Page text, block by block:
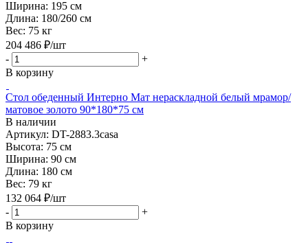
Ширина: 195 см
Длина: 180/260 см
Вес: 75 кг
204 486 ₽/шт
-
+
В корзину
Стол обеденный Интерно Мат нераскладной белый мрамор/
матовое золото 90*180*75 см
В наличии
Артикул: DT-2883.3casa
Высота: 75 см
Ширина: 90 см
Длина: 180 см
Вес: 79 кг
132 064 ₽/шт
-
+
В корзину